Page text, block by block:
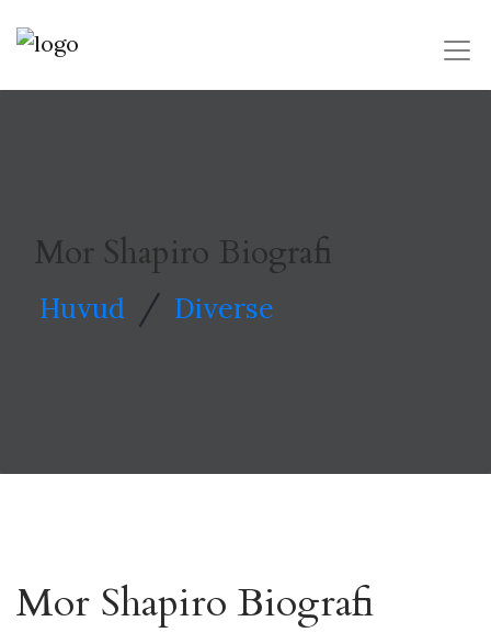
Mor Shapiro Biografi
Huvud / Diverse
Mor Shapiro Biografi